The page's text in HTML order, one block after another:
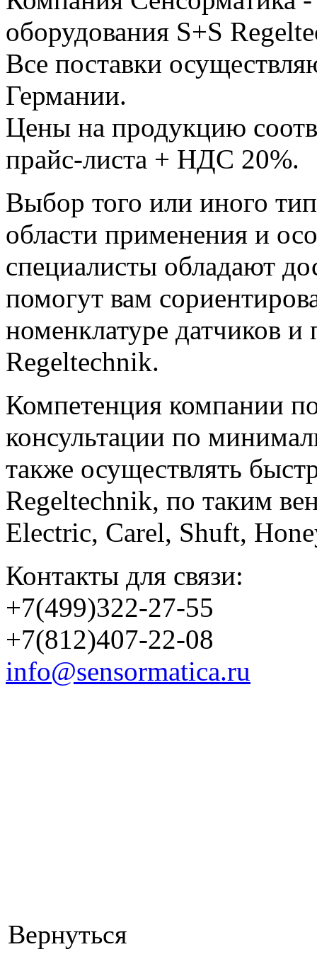
оборудования S+S
Все поставки
Германии.
Цены на продукцию
прайс-листа + НДС 20%.
Выбор того или иного
области применения и
специалисты обладают
помогут вам
номенклатуре датчиков и
Regeltechnik.
Компетенция компании
консультации по
также осуществлять
Regeltechnik, по таким
Electric, Carel, Shuft,
Контакты для связи:
+7(499)322-27-55
+7(812)407-22-08
info@sensormatica.ru
Вернуться